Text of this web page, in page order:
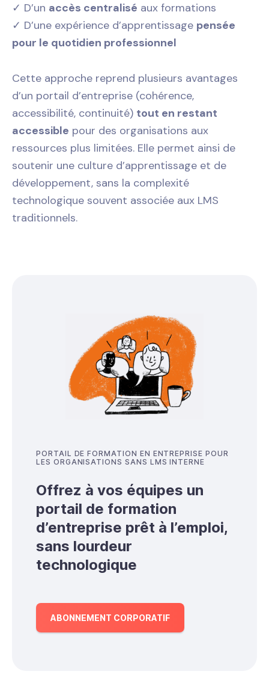
✓ D’un accès centralisé aux formations
✓ D’une expérience d’apprentissage pensée
pour le quotidien professionnel
Cette approche reprend plusieurs avantages
d’un portail d’entreprise (cohérence,
accessibilité, continuité) tout en restant
accessible pour des organisations aux
ressources plus limitées. Elle permet ainsi de
soutenir une culture d’apprentissage et de
développement, sans la complexité
technologique souvent associée aux LMS
traditionnels.
PORTAIL DE FORMATION EN ENTREPRISE POUR
LES ORGANISATIONS SANS LMS INTERNE
Offrez à vos équipes un
portail de formation
d’entreprise prêt à l’emploi,
sans lourdeur
technologique
ABONNEMENT CORPORATIF